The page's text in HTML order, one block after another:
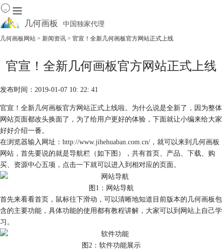
几何画板 中国独家代理
首页
产品
资源中心
软件商城
几何画板网站 > 新闻资讯 > 官宣！全新几何画板官方网站正式上线
官宣！全新几何画板官方网站正式上线
发布时间：2019-01-07 10: 22: 41
官宣！全新几何画板官方网站正式上线啦。为什么说是全新了，因为整体
网站页面都改头换面了，为了给用户更好的体验，下面就让小编来给大家
好好介绍一番。
在浏览器输入网址： http://www.jihehuaban.com.cn/ ，就可以来到几何画板
网站，首先要说的就是导航栏（如下图），共有首页、产品、下载、购
买、资源中心五项，点击一下就可以进入到相对应的页面。
图1：网站导航
首先来看看首页，鼠标往下滑动，可以清晰地知道目前版本的几何画板包
含的主要功能，具体功能的使用都有教程讲解，大家可以到网站上自己学
习。
图2：软件功能展示